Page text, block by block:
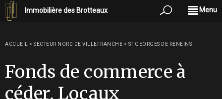
Immobilière des Brotteaux Menu
ACCUEIL > SECTEUR NORD DE VILLEFRANCHE > ST GEORGES DE RENEINS
Fonds de commerce à
céder, Locaux